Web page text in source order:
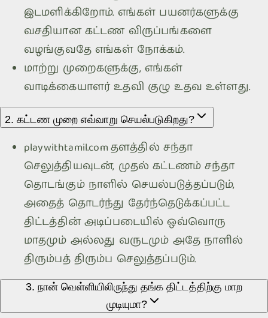
இடமளிக்கிறோம். எங்கள் பயனர்களுக்கு
வசதியான கட்டண விருப்பங்களை
வழங்குவதே எங்கள் நோக்கம்.
மாற்று முறைகளுக்கு, எங்கள்
வாடிக்கையாளர் உதவி குழு உதவ உள்ளது.
2. கட்டண முறை எவ்வாறு செயல்படுகிறது?
playwithtamil.comதளத்தில் சந்தா
செலுத்தியவுடன், முதல் கட்டணம் சந்தா
தொடங்கும் நாளில் செயல்படுத்தப்படும்,
அதைத் தொடர்ந்து தேர்ந்தெடுக்கப்பட்ட
திட்டத்தின் அடிப்படையில் ஒவ்வொரு
மாதமும் அல்லது வருடமும் அதே நாளில்
திரும்பத் திரும்ப செலுத்தப்படும்.
3. நான் வெள்ளியிலிருந்து தங்க திட்டத்திற்கு மாற
முடியுமா?